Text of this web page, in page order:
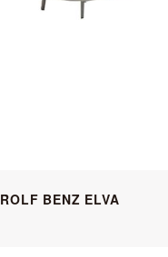
ROLF BENZ ELVA